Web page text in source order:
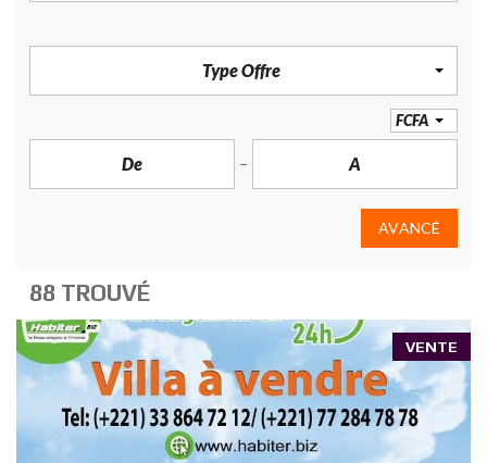
Type Offre
FCFA
AVANCÉ
88 TROUVÉ
VENTE